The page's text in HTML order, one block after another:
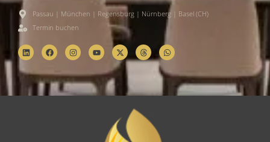
Passau | München | Regensburg | Nürnberg | Basel (CH)
Termin buchen